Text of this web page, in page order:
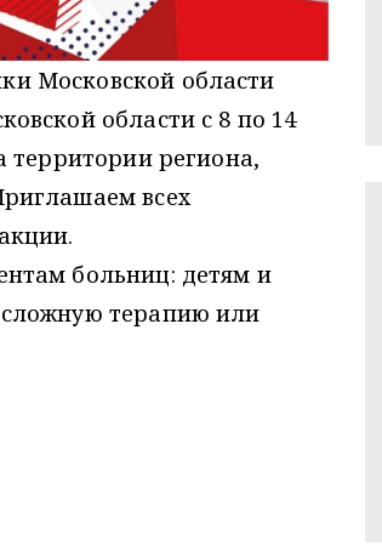
Московской области
области с 8 по 14
территории региона,
всех
больниц: детям и
терапию или